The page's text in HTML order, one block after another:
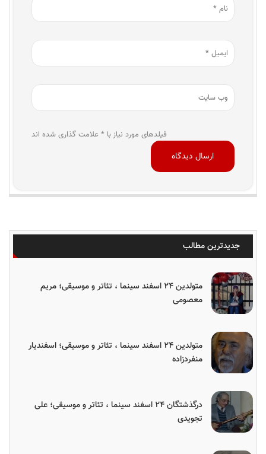
فیلدهای مورد نیاز با * علامت گذاری شده اند
جدیدترین مطالب
متولدین ۲۴ اسفند سینما ، تئاتر و موسیقی؛ مریم
معصومی
متولدین ۲۴ اسفند سینما ، تئاتر و موسیقی؛ اسفندیار
منفردزاده
درگذشتگان ۲۴ اسفند سینما ، تئاتر و موسیقی؛ علی
تجویدی